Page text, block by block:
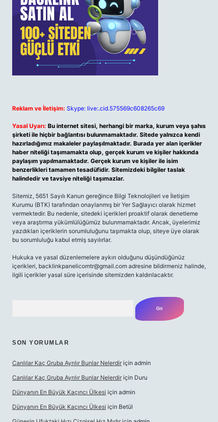
Reklam ve İletişim: Skype: live:.cid.575569c608265c69
Yasal Uyarı: Bu internet sitesi, herhangi bir marka, kurum veya şahıs
şirketi ile hiçbir bağlantısı bulunmamaktadır. Sitede yalnızca kendi
hazırladığımız makaleler paylaşılmaktadır. Burada yer alan içerikler
haber niteliği taşımamakta olup, gerçek kurum ve kişiler hakkında
paylaşım yapılmamaktadır. Gerçek kurum ve kişiler ile isim
benzerlikleri tamamen tesadüfidir. Sitemizdeki bilgiler taslak
halindedir ve tavsiye niteliği taşımazlar.
Sitemiz, 5651 Sayılı Kanun gereğince Bilgi Teknolojileri ve İletişim
Kurumu (BTK) tarafından onaylanmış bir Yer Sağlayıcı olarak hizmet
vermektedir. Bu nedenle, sitedeki içerikleri proaktif olarak denetleme
veya araştırma yükümlülüğümüz bulunmamaktadır. Ancak, üyelerimiz
yazdıkları içeriklerin sorumluluğunu taşımakta olup, siteye üye olarak
bu sorumluluğu kabul etmiş sayılırlar.
Hukuka ve yasal düzenlemelere aykırı olduğunu düşündüğünüz
içerikleri, backlinkpanelicomtr@gmail.com adresine bildirmeniz halinde,
ilgili içerikler yasal süre içerisinde sitemizden kaldırılacaktır.
SON YORUMLAR
Canlılar Kaç Gruba Ayrılır Bunlar Nelerdir için admin
Canlılar Kaç Gruba Ayrılır Bunlar Nelerdir için Duru
Dünyanın En Büyük Kaçıncı Ülkesi için admin
Dünyanın En Büyük Kaçıncı Ülkesi için Betül